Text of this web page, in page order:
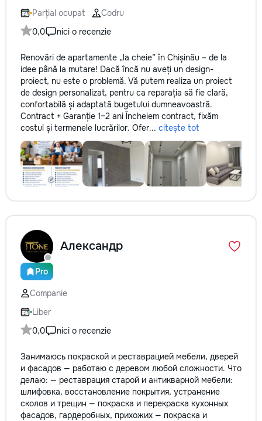
Parțial ocupat
Codru
0,0
nici o recenzie
Renovări de apartamente „la cheie” în Chișinău – de la
idee până la mutare! Dacă încă nu aveți un design-
proiect, nu este o problemă. Vă putem realiza un proiect
de design personalizat, pentru ca reparația să fie clară,
confortabilă și adaptată bugetului dumneavoastră.
Contract + Garanție 1–2 ani Încheiem contract, fixăm
costul și termenele lucrărilor. Ofer... citește tot
Pro
Александр
Companie
Liber
0,0
nici o recenzie
Занимаюсь покраской и реставрацией мебели, дверей
и фасадов — работаю с деревом любой сложности. Что
делаю: — реставрация старой и антикварной мебели:
шлифовка, восстановление покрытия, устранение
сколов и трещин — покраска и перекраска кухонных
фасадов, гардеробных, прихожих — покраска и